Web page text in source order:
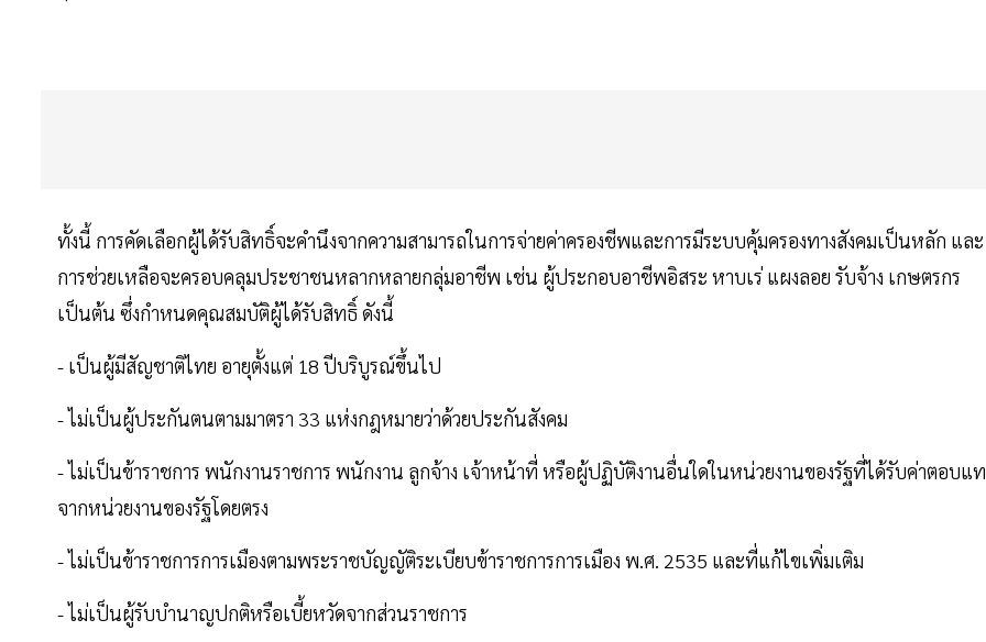
ทั้งนี้ การคัดเลือกผู้ได้รับสิทธิ์จะคำนึงจากความสามารถในการจ่ายค่าครองชีพและการมีระบบคุ้มครองทางสังคมเป็นหลัก และ
การช่วยเหลือจะครอบคลุมประชาชนหลากหลายกลุ่มอาชีพ เช่น ผู้ประกอบอาชีพอิสระ หาบเร่ แผงลอย รับจ้าง เกษตรกร
เป็นต้น ซึ่งกำหนดคุณสมบัติผู้ได้รับสิทธิ์ ดังนี้
- เป็นผู้มีสัญชาติไทย อายุตั้งแต่ 18 ปีบริบูรณ์ขึ้นไป
- ไม่เป็นผู้ประกันตนตามมาตรา 33 แห่งกฎหมายว่าด้วยประกันสังคม
- ไม่เป็นข้าราชการ พนักงานราชการ พนักงาน ลูกจ้าง เจ้าหน้าที่ หรือผู้ปฏิบัติงานอื่นใดในหน่วยงานของรัฐที่ได้รับค่าตอบแ
จากหน่วยงานของรัฐโดยตรง
- ไม่เป็นข้าราชการการเมืองตามพระราชบัญญัติระเบียบข้าราชการการเมือง พ.ศ. 2535 และที่แก้ไขเพิ่มเติม
- ไม่เป็นผู้รับบำนาญปกติหรือเบี้ยหวัดจากส่วนราชการ